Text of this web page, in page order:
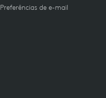
Preferências de e-mail